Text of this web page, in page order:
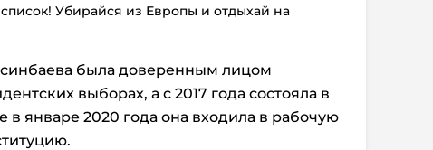
Убирайся из Европы и отдыхай на
была доверенным лицом
выборах, а с 2017 года состояла в
январе 2020 года она входила в рабочую